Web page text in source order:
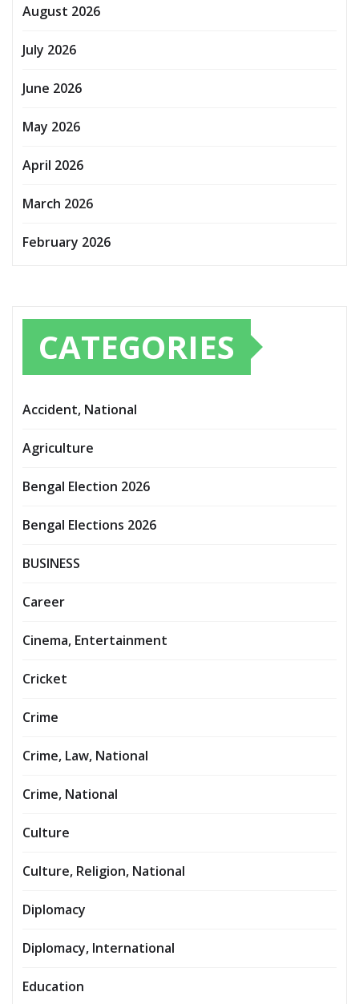
August 2026
July 2026
June 2026
May 2026
April 2026
March 2026
February 2026
CATEGORIES
Accident, National
Agriculture
Bengal Election 2026
Bengal Elections 2026
BUSINESS
Career
Cinema, Entertainment
Cricket
Crime
Crime, Law, National
Crime, National
Culture
Culture, Religion, National
Diplomacy
Diplomacy, International
Education